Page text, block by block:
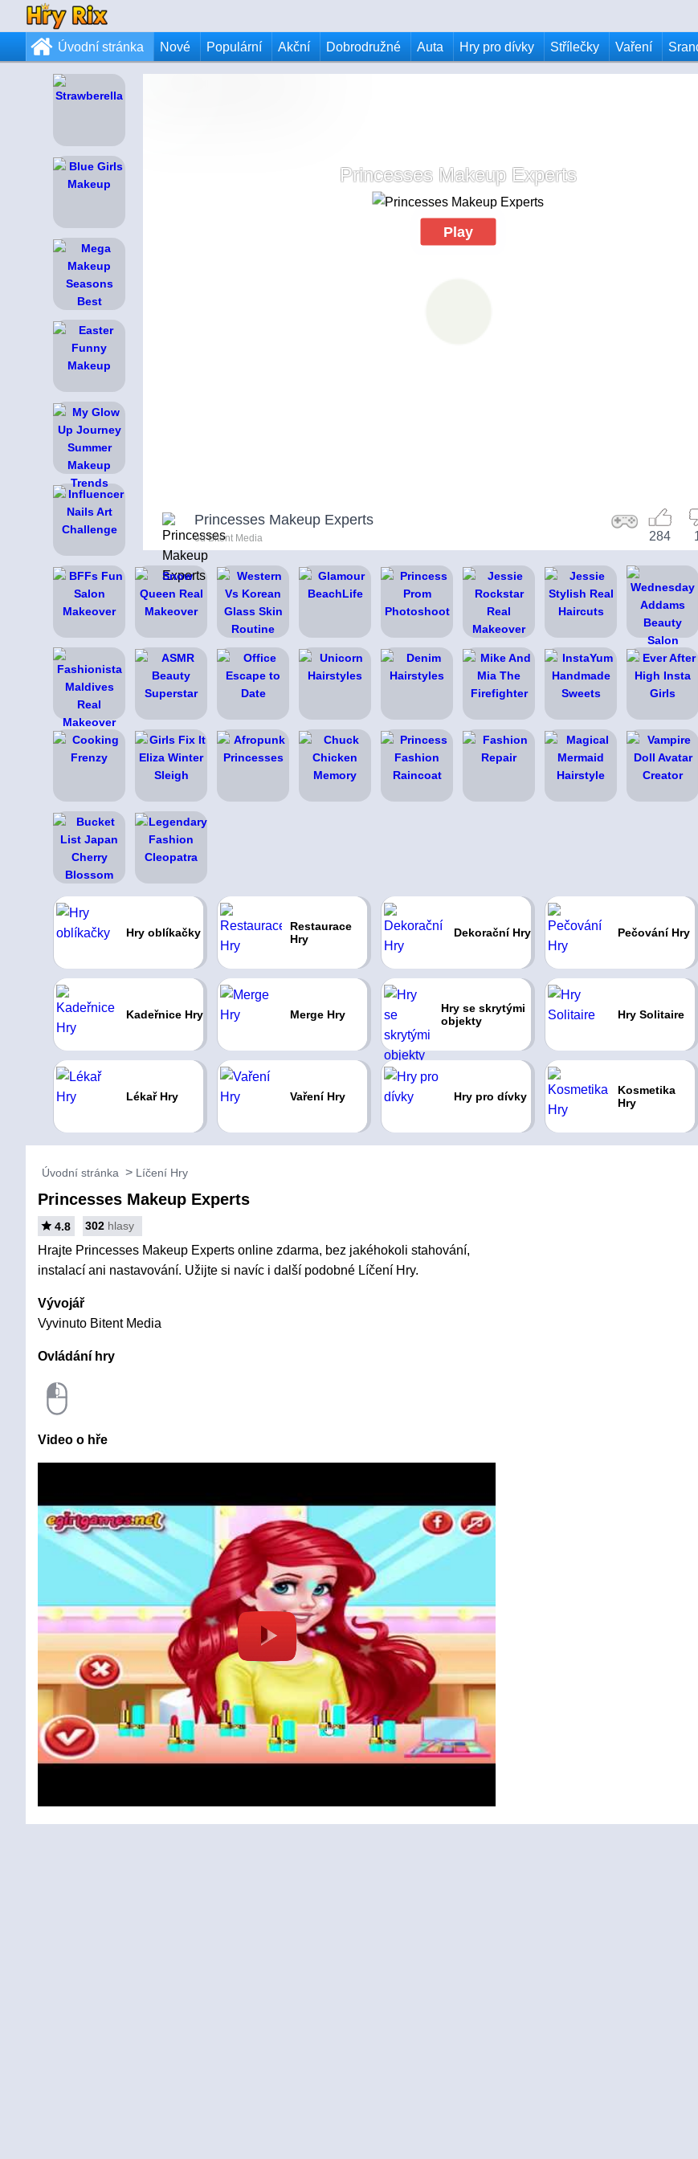
Úvodní stránka Nové Populární Akční Dobrodružné Auta Hry pro dívky Střílečky Vaření
Princesses Makeup Experts
Play
Princesses Makeup Experts
od Bitent Media 284
Hry oblíkačky
Restaurace
Hry
Dekorační Hry Pečování Hry
Kadeřnice Hry Merge Hry
Hry se skrytými
objekty
Hry Solitaire
Lékař Hry Vaření Hry Hry pro dívky
Kosmetika
Hry
Úvodní stránka Líčení Hry
Princesses Makeup Experts
4.8 302 hlasy
Hrajte Princesses Makeup Experts online zdarma, bez jakéhokoli stahování,
instalací ani nastavování. Užijte si navíc i další podobné Líčení Hry.
Vývojář
Vyvinuto Bitent Media
Ovládání hry
Video o hře